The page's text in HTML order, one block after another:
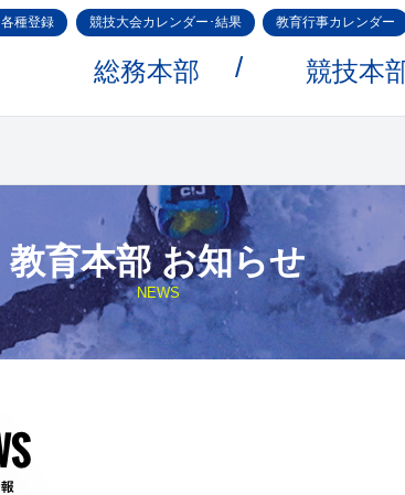
各種登録 競技大会カレンダー･結果 教育行事カレンダー
総務本部 競技本
教育本部 お知らせ
NEWS